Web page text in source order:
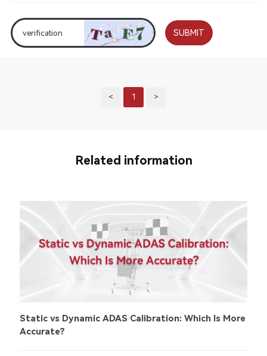
SUBMIT
< 1 >
Related information
Static vs Dynamic ADAS Calibration: Which Is More
Accurate?